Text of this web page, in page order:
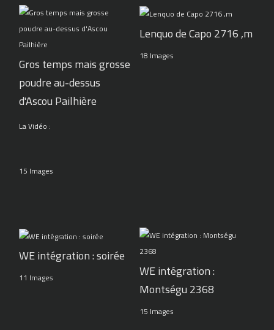
Gros temps mais grosse
poudre au-dessus
d'Ascou Pailhière
La Vidéo :
15 Images
Lenquo de Capo 2716 ,m
18 Images
WE intégration : soirée
11 Images
WE intégration :
Montségu 2368
15 Images